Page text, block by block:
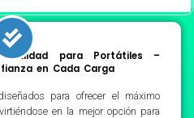
Calidad para Portátiles –
en Cada Carga
para ofrecer el máximo
en la mejor opción para